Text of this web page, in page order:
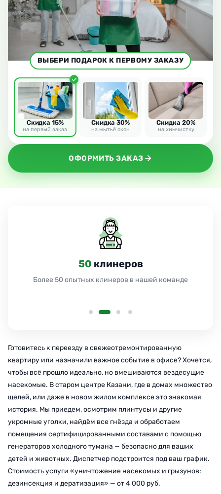
ОФОРМИТЬ ЗАКАЗ
ВЫБЕРИ ПОДАРОК К ПЕРВОМУ ЗАКАЗУ
Скидка 15%
на первый заказ
Скидка 30%
на мытьё окон
Скидка 20%
на химчистку
50 клинеров
Более 50 опытных клинеров в нашей команде
Готовитесь к переезду в свежеотремонтированную
квартиру или назначили важное событие в офисе? Хочется,
чтобы всё прошло идеально, но вмешиваются вездесущие
насекомые. В старом центре Казани, где в домах множество
щелей, или даже в новом жилом комплексе это знакомая
история. Мы приедем, осмотрим плинтусы и другие
укромные уголки, найдём все гнёзда и обработаем
помещения сертифицированными составами с помощью
генераторов холодного тумана — безопасно для ваших
детей и животных. Диспетчер подстроится под ваш график.
Стоимость услуги «уничтожение насекомых и грызунов:
дезинсекция и дератизация» — от 4 000 руб.